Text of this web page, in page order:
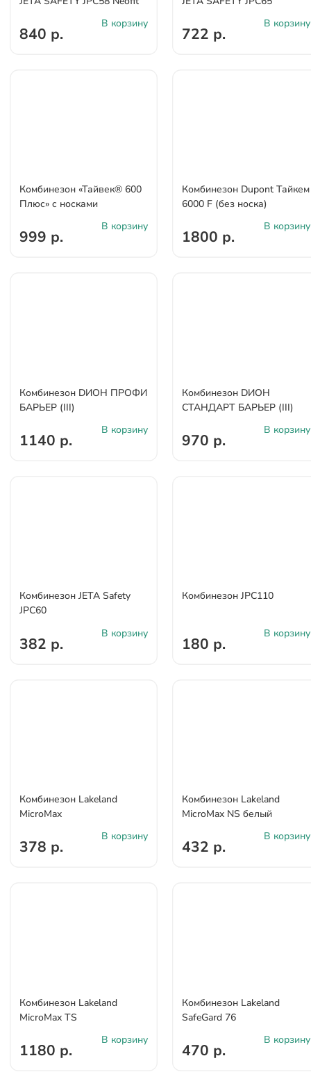
840 р.
В корзину
722 р.
В корзину
Комбинезон «Тайвек® 600
Плюс» c носками
999 р.
В корзину
Комбинезон Dupont Тайкем
6000 F (без носка)
1800 р.
В корзину
Комбинезон DИОН ПРОФИ
БАРЬЕР (III)
1140 р.
В корзину
Комбинезон DИОН
СТАНДАРТ БАРЬЕР (III)
970 р.
В корзину
Комбинезон JETA Safety
JPC60
382 р.
В корзину
Комбинезон JPC110
180 р.
В корзину
Комбинезон Lakeland
MicroMax
378 р.
В корзину
Комбинезон Lakeland
MicroMax NS белый
432 р.
В корзину
Комбинезон Lakeland
MicroMax TS
1180 р.
В корзину
Комбинезон Lakeland
SafeGard 76
470 р.
В корзину